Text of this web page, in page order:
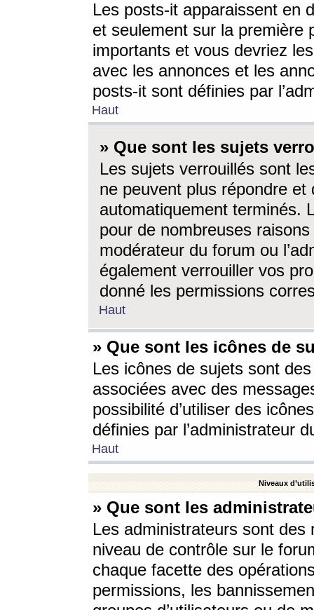
Les posts-it apparaissent en
et seulement sur la première
importants et vous devriez
avec les annonces et les
posts-it sont définies par
Haut
» Que sont les sujets
Les sujets verrouillés sont
ne peuvent plus répondre
automatiquement terminés.
pour de nombreuses
modérateur du forum ou
également verrouiller vos
donné les permissions
Haut
» Que sont les icônes de
Les icônes de sujets sont
associées avec des
possibilité d’utiliser des
définies par l’administrateur
Haut
Niveaux
» Que sont les
Les administrateurs sont
niveau de contrôle sur le
chaque facette des
permissions, les